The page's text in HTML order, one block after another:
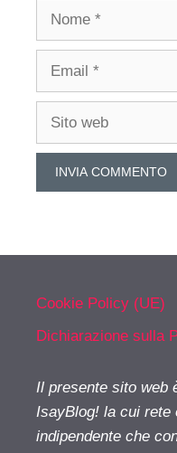
Nome
Email
Sito
Cookie Policy (UE)
Dichiarazione sulla
Il presente sito web
IsayBlog! la cui rete
indipendente che